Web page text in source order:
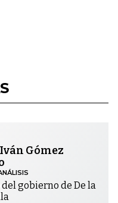
Gómez
gobierno de De la